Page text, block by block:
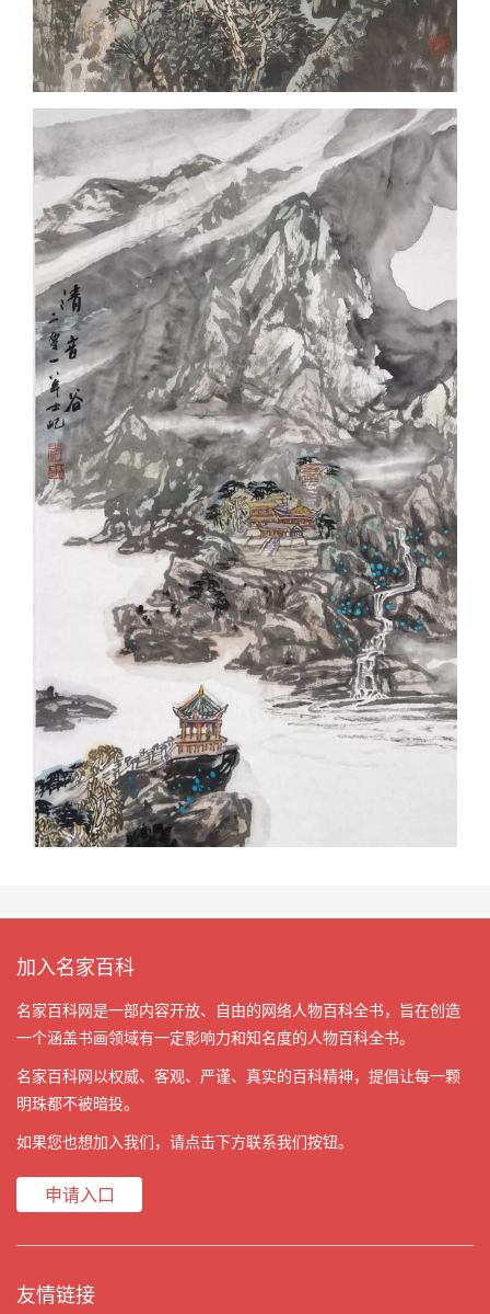
加入名家百科
名家百科网是一部内容开放、自由的网络人物百科全书，旨在创造
一个涵盖书画领域有一定影响力和知名度的人物百科全书。
名家百科网以权威、客观、严谨、真实的百科精神，提倡让每一颗
明珠都不被暗投。
如果您也想加入我们，请点击下方联系我们按钮。
申请入口
友情链接